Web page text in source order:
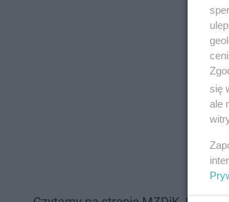
się
ale